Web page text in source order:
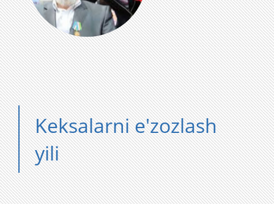
Keksalarni e'zozlash
yili